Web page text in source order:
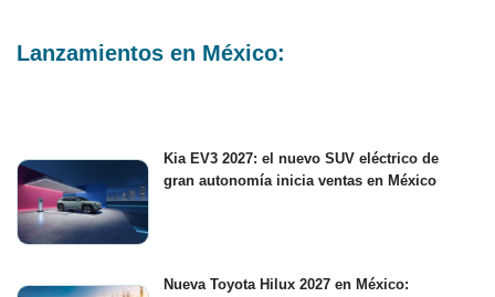
Lanzamientos en México:
Kia EV3 2027: el nuevo SUV eléctrico de
gran autonomía inicia ventas en México
Nueva Toyota Hilux 2027 en México: